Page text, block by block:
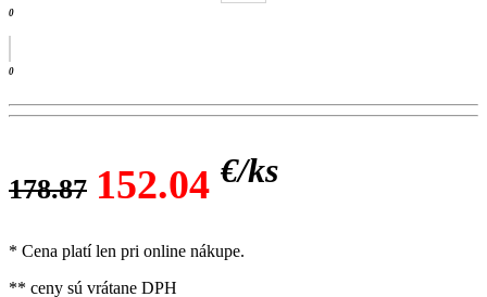
0
0
178.87 152.04 €/ks
* Cena platí len pri online nákupe.
** ceny sú vrátane DPH